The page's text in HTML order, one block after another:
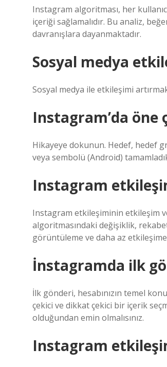
Instagram algoritması, her
içeriği sağlamalıdır. Bu analiz,
davranışlara dayanmaktadır.
Sosyal medya
Sosyal medya ile etkileşimi
Instagram’da öne
Hikayeye dokunun. Hedef, hedef
veya sembolü (Android)
Instagram
Instagram etkileşiminin etkileşim
algoritmasındaki değişiklik,
görüntüleme ve daha az
İnstagramda ilk
İlk gönderi, hesabınızın temel
çekici ve dikkat çekici bir içerik
olduğundan emin olmalısınız.
Instagram